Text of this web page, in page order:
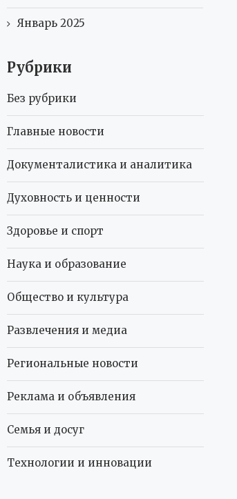
Январь 2025
Рубрики
Без рубрики
Главные новости
Документалистика и аналитика
Духовность и ценности
Здоровье и спорт
Наука и образование
Общество и культура
Развлечения и медиа
Региональные новости
Реклама и объявления
Семья и досуг
Технологии и инновации